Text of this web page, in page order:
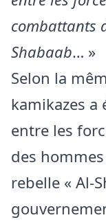
combattants
Shabaab… »
Selon la
kamikazes a
entre les
des
rebelle « Al-